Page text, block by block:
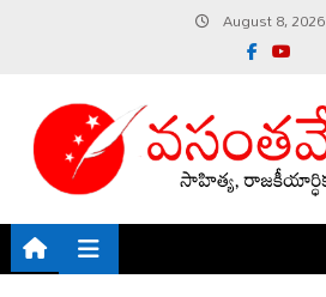
content
August 8, 2026